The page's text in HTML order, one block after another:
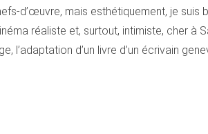
d’œuvre, mais esthétiquement, je
réaliste et, surtout, intimiste, cher à
l’adaptation d’un livre d’un écrivain